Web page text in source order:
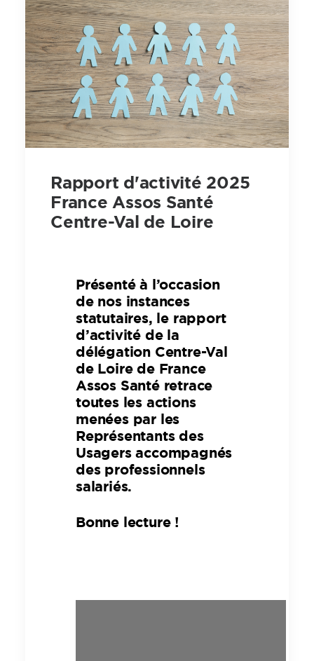
Rapport d'activité 2025
France Assos Santé
Centre-Val de Loire
Présenté à l’occasion
de nos instances
statutaires, le rapport
d’activité de la
délégation Centre-Val
de Loire de France
Assos Santé retrace
toutes les actions
menées par les
Représentants des
Usagers accompagnés
des professionnels
salariés.
Bonne lecture !